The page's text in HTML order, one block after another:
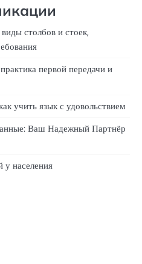
столбов и стоек,
первой передачи и
учить язык с удовольствием
Ваш Надежный Партнёр
у населения